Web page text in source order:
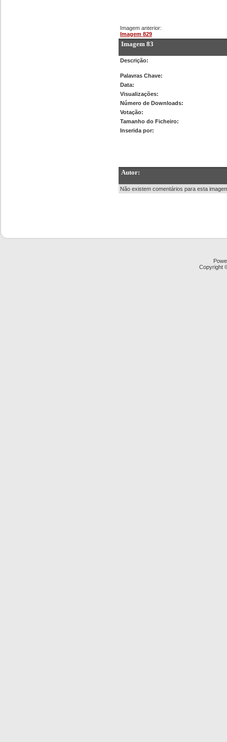
Imagem anterior:
Imagem 829
Imagem 83
Descrição:
Palavras Chave:
Data:
Visualizações:
Número de Downloads:
Votação:
Tamanho do Ficheiro:
Inserida por:
Autor:
Não existem comentários para esta
Copyright